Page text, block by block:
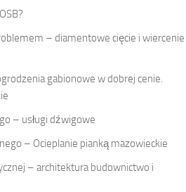
– diamentowe cięcie i wiercenie
gabionowe w dobrej cenie.
– usługi dźwigowe
– Ocieplanie pianką mazowieckie
– architektura budownictwo i